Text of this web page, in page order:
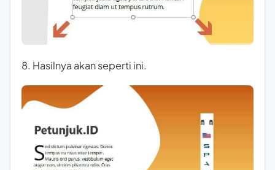
8. Hasilnya akan seperti ini.